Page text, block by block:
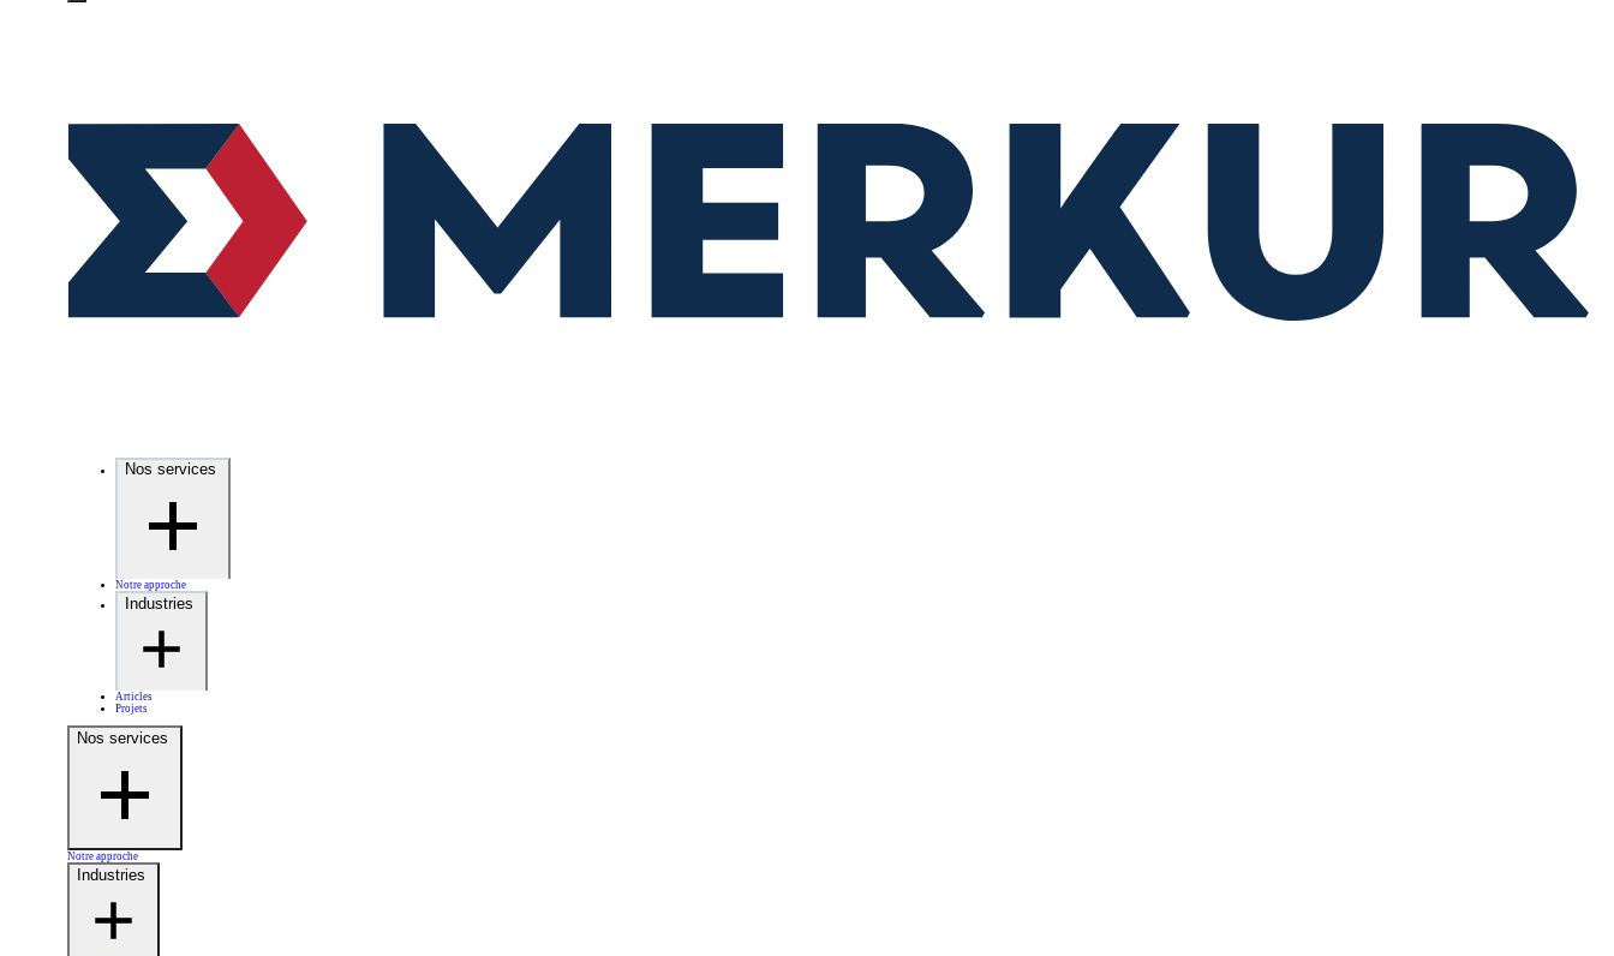
Nos services
Notre approche
Industries
Articles
Projets
Nos services
Notre approche
Industries